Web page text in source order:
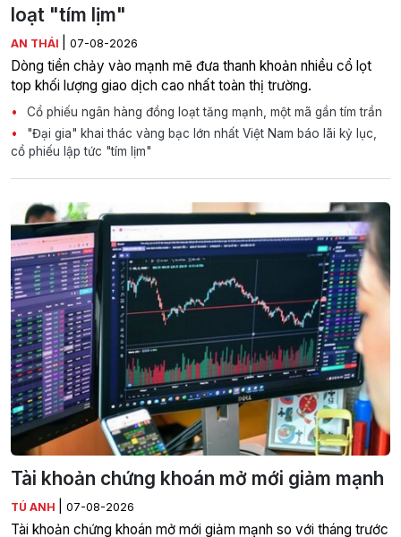
loạt "tím lịm"
AN THÁI 07-08-2026
Dòng tiền chảy vào mạnh mẽ đưa thanh khoản nhiều cổ lọt
top khối lượng giao dịch cao nhất toàn thị trường.
Cổ phiếu ngân hàng đồng loạt tăng mạnh, một mã gần tím trần
"Đại gia" khai thác vàng bạc lớn nhất Việt Nam báo lãi kỷ lục,
cổ phiếu lập tức "tím lịm"
Tài khoản chứng khoán mở mới giảm mạnh
TÚ ANH 07-08-2026
Tài khoản chứng khoán mở mới giảm mạnh so với tháng trước